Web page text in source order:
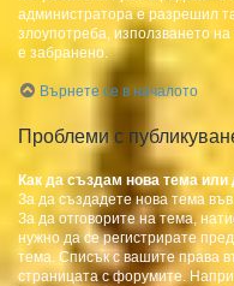
администратора е разрешил
злоупотреба, използването
е забранено.
Върнете се в началото
Проблеми с
Как да създам нова тема или
За да създадете нова тема
За да отговорите на тема,
нужно да се регистрирате
тема. Списък с вашите права
страницата с форумите.